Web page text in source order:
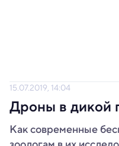
15.07.2019, 14:04
Дроны в дикой
Как современные